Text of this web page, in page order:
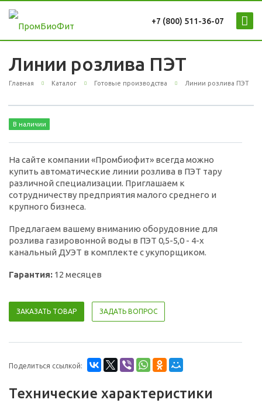
+7 (800) 511-36-07
Линии розлива ПЭТ
Главная Каталог Готовые производства Линии розлива ПЭТ
В наличии
На сайте компании «Промбиофит» всегда можно
купить автоматические линии розлива в ПЭТ тару
различной специализации. Приглашаем к
сотрудничеству предприятия малого среднего и
крупного бизнеса.
Предлагаем вашему вниманию оборудовние для
розлива газировонной воды в ПЭТ 0,5-5,0 - 4-х
канальный ДУЭТ в комплекте с укупорщиком.
Гарантия: 12 месяцев
ЗАКАЗАТЬ ТОВАР ЗАДАТЬ ВОПРОС
Поделиться ссылкой:
Технические характеристики